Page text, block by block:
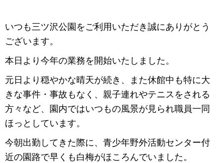
いつも三ツ沢公園をご利用いただき誠にありがとう
ございます。
本日より今年の業務を開始いたしました。
元日より穏やかな晴天が続き、また休館中も特に大
きな事件・事故もなく、親子連れやテニスをされる
方々など、園内ではいつもの風景が見られ職員一同
ほっとしています。
今朝出勤してきた際に、青少年野外活動センター付
近の園路で早くも白梅がほころんでいました。